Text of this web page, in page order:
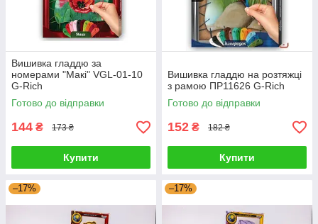
Вишивка гладдю за
номерами "Макі" VGL-01-10
G-Rich
Готово до відправки
144 ₴ 173 ₴
Купити
Вишивка гладдю на розтяжці
з рамою ПР11626 G-Rich
Готово до відправки
152 ₴ 182 ₴
Купити
–17% –17%